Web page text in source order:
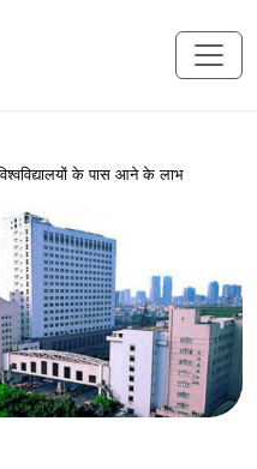
के पास आने के लाभ